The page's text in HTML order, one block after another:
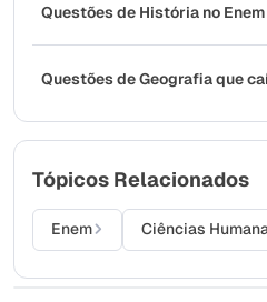
Questões de História no Enem
Questões de Geografia que
Tópicos Relacionados
Enem Ciências